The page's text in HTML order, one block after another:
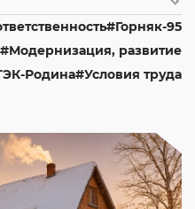
Горняк-95
Модернизация, развитие
Родина Условия труда